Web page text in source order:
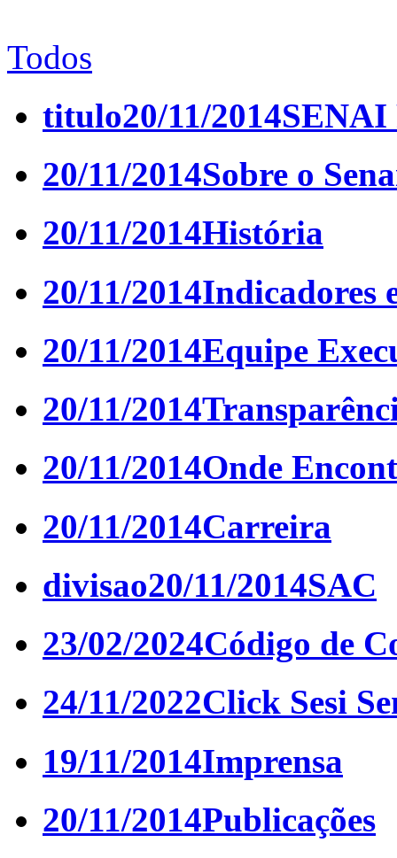
Todos
titulo20/11/2014SENAI
20/11/2014Sobre o
20/11/2014História
20/11/2014Indicadores
20/11/2014Equipe
20/11/2014
20/11/2014Onde
20/11/2014Carreira
divisao20/11/2014SAC
23/02/2024Código de
24/11/2022Click Sesi
19/11/2014Imprensa
20/11/2014Publicações